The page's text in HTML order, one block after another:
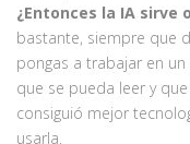
¿Entonces la IA sirve
bastante, siempre que
pongas a trabajar en
que se pueda leer y
consiguió mejor
usarla.